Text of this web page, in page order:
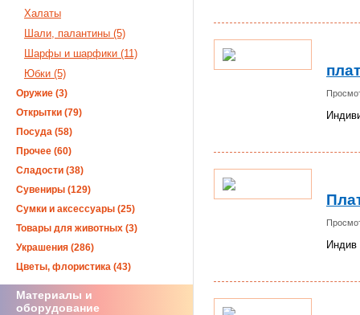
Халаты
Шали, палантины (5)
Шарфы и шарфики (11)
Юбки (5)
Оружие (3)
Открытки (79)
Посуда (58)
Прочее (60)
Сладости (38)
Сувениры (129)
Сумки и аксессуары (25)
Товары для животных (3)
Украшения (286)
Цветы, флористика (43)
Материалы и
оборудование